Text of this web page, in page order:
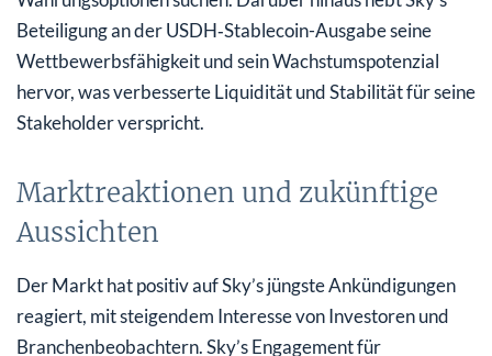
Beteiligung an der USDH‑Stablecoin-Ausgabe seine
Wettbewerbsfähigkeit und sein Wachstumspotenzial
hervor, was verbesserte Liquidität und Stabilität für seine
Stakeholder verspricht.
Marktreaktionen und zukünftige
Aussichten
Der Markt hat positiv auf Sky’s jüngste Ankündigungen
reagiert, mit steigendem Interesse von Investoren und
Branchenbeobachtern. Sky’s Engagement für